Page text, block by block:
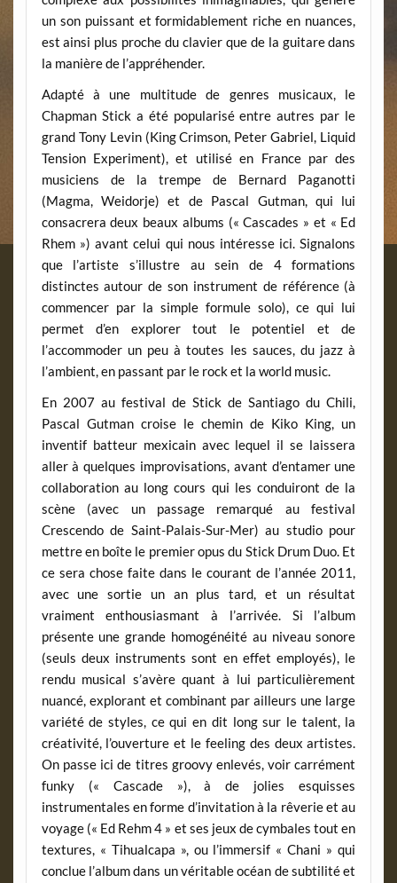
un son puissant et formidablement riche en nuances,
est ainsi plus proche du clavier que de la guitare dans
la manière de l’appréhender.
Adapté à une multitude de genres musicaux, le
Chapman Stick a été popularisé entre autres par le
grand Tony Levin (King Crimson, Peter Gabriel, Liquid
Tension Experiment), et utilisé en France par des
musiciens de la trempe de Bernard Paganotti
(Magma, Weidorje) et de Pascal Gutman, qui lui
consacrera deux beaux albums (« Cascades » et « Ed
Rhem ») avant celui qui nous intéresse ici. Signalons
que l’artiste s’illustre au sein de 4 formations
distinctes autour de son instrument de référence (à
commencer par la simple formule solo), ce qui lui
permet d’en explorer tout le potentiel et de
l’accommoder un peu à toutes les sauces, du jazz à
l’ambient, en passant par le rock et la world music.
En 2007 au festival de Stick de Santiago du Chili,
Pascal Gutman croise le chemin de Kiko King, un
inventif batteur mexicain avec lequel il se laissera
aller à quelques improvisations, avant d’entamer une
collaboration au long cours qui les conduiront de la
scène (avec un passage remarqué au festival
Crescendo de Saint-Palais-Sur-Mer) au studio pour
mettre en boîte le premier opus du Stick Drum Duo. Et
ce sera chose faite dans le courant de l’année 2011,
avec une sortie un an plus tard, et un résultat
vraiment enthousiasmant à l’arrivée. Si l’album
présente une grande homogénéité au niveau sonore
(seuls deux instruments sont en effet employés), le
rendu musical s’avère quant à lui particulièrement
nuancé, explorant et combinant par ailleurs une large
variété de styles, ce qui en dit long sur le talent, la
créativité, l’ouverture et le feeling des deux artistes.
On passe ici de titres groovy enlevés, voir carrément
funky (« Cascade »), à de jolies esquisses
instrumentales en forme d’invitation à la rêverie et au
voyage (« Ed Rehm 4 » et ses jeux de cymbales tout en
textures, « Tihualcapa », ou l’immersif « Chani » qui
conclue l’album dans un véritable océan de subtilité et